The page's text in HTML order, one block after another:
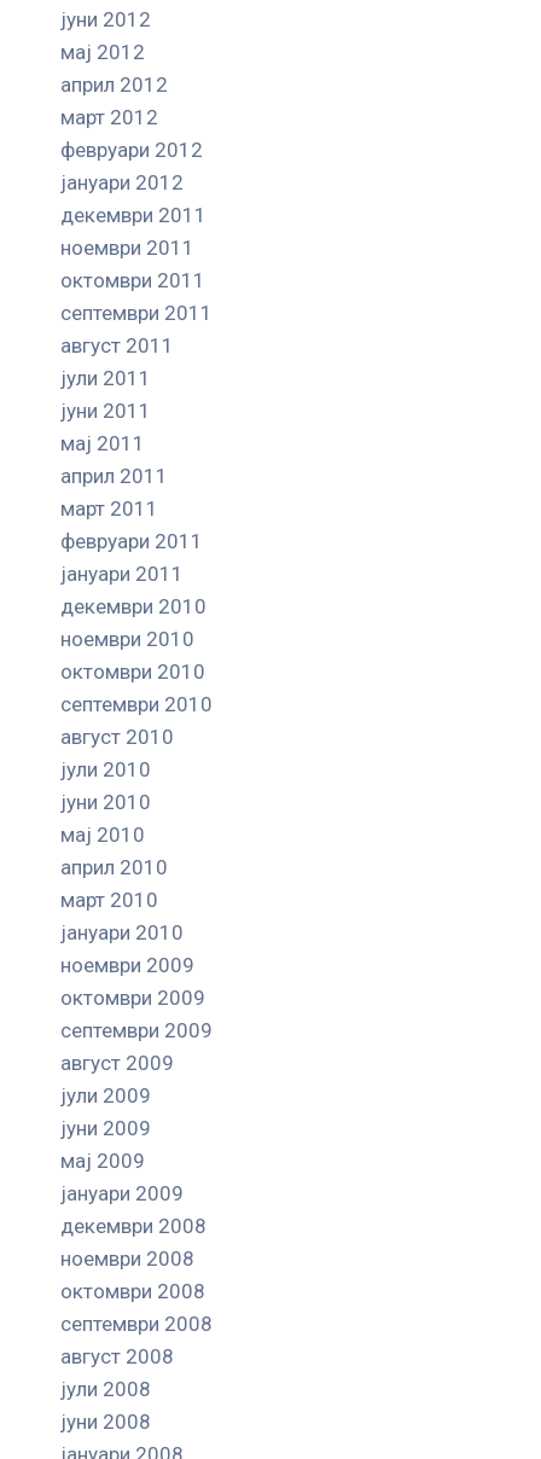
јуни 2012
мај 2012
април 2012
март 2012
февруари 2012
јануари 2012
декември 2011
ноември 2011
октомври 2011
септември 2011
август 2011
јули 2011
јуни 2011
мај 2011
април 2011
март 2011
февруари 2011
јануари 2011
декември 2010
ноември 2010
октомври 2010
септември 2010
август 2010
јули 2010
јуни 2010
мај 2010
април 2010
март 2010
јануари 2010
ноември 2009
октомври 2009
септември 2009
август 2009
јули 2009
јуни 2009
мај 2009
јануари 2009
декември 2008
ноември 2008
октомври 2008
септември 2008
август 2008
јули 2008
јуни 2008
јануари 2008